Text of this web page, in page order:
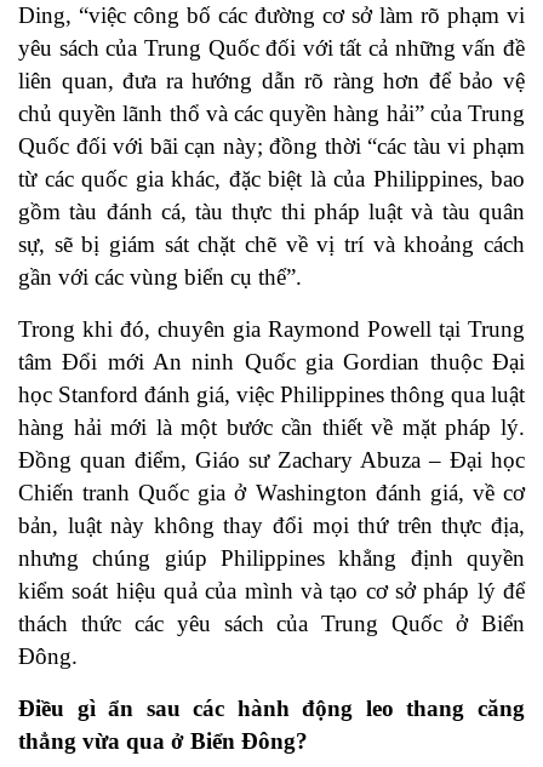
Ding, “việc công bố các đường cơ sở làm rõ phạm vi
yêu sách của Trung Quốc đối với tất cả những vấn đề
liên quan, đưa ra hướng dẫn rõ ràng hơn để bảo vệ
chủ quyền lãnh thổ và các quyền hàng hải” của Trung
Quốc đối với bãi cạn này; đồng thời “các tàu vi phạm
từ các quốc gia khác, đặc biệt là của Philippines, bao
gồm tàu đánh cá, tàu thực thi pháp luật và tàu quân
sự, sẽ bị giám sát chặt chẽ về vị trí và khoảng cách
gần với các vùng biển cụ thể”.
Trong khi đó, chuyên gia Raymond Powell tại Trung
tâm Đổi mới An ninh Quốc gia Gordian thuộc Đại
học Stanford đánh giá, việc Philippines thông qua luật
hàng hải mới là một bước cần thiết về mặt pháp lý.
Đồng quan điểm, Giáo sư Zachary Abuza – Đại học
Chiến tranh Quốc gia ở Washington đánh giá, về cơ
bản, luật này không thay đổi mọi thứ trên thực địa,
nhưng chúng giúp Philippines khẳng định quyền
kiểm soát hiệu quả của mình và tạo cơ sở pháp lý để
thách thức các yêu sách của Trung Quốc ở Biển
Đông.
Điều gì ẩn sau các hành động leo thang căng
thẳng vừa qua ở Biển Đông?